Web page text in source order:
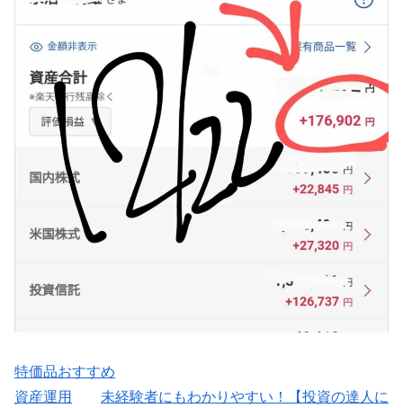
特価品おすすめ
資産運用
未経験者にもわかりやすい！【投資の達人に